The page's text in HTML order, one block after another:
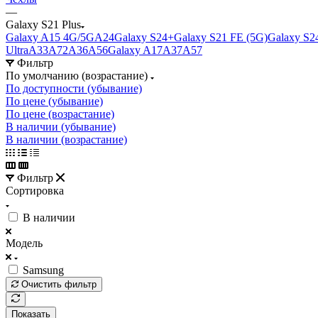
—
Galaxy S21 Plus
Galaxy A15 4G/5GA24Galaxy S24+Galaxy S21 FE (5G)Galaxy
UltraA33A72A36A56Galaxy A17A37A57
Фильтр
По умолчанию (возрастание)
По доступности (убывание)
По цене (убывание)
По цене (возрастание)
В наличии (убывание)
В наличии (возрастание)
Фильтр
Сортировка
В наличии
Модель
Samsung
Очистить фильтр
Показать